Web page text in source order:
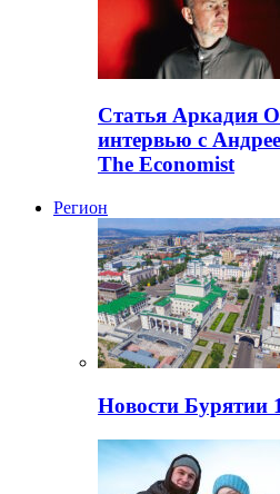
Статья Аркадия
интервью с
The Economist
Регион
Новости Бурятии